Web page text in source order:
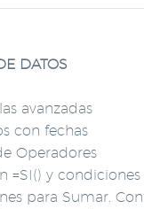
DATOS
avanzadas
con fechas
Operadores
=SI() y condiciones
para Sumar.